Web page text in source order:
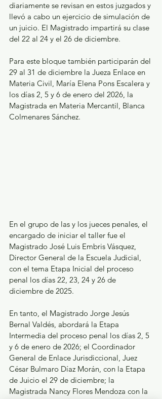
diariamente se revisan en estos juzgados y
llevó a cabo un ejercicio de simulación de
un juicio. El Magistrado impartirá su clase
del 22 al 24 y el 26 de diciembre.
Para este bloque también participarán del
29 al 31 de diciembre la Jueza Enlace en
Materia Civil, María Elena Pons Escalera y
los días 2, 5 y 6 de enero del 2026, la
Magistrada en Materia Mercantil, Blanca
Colmenares Sánchez.
En el grupo de las y los jueces penales, el
encargado de iniciar el taller fue el
Magistrado José Luis Embris Vásquez,
Director General de la Escuela Judicial,
con el tema Etapa Inicial del proceso
penal los días 22, 23, 24 y 26 de
diciembre de 2025.
En tanto, el Magistrado Jorge Jesús
Bernal Valdés, abordará la Etapa
Intermedia del proceso penal los días 2, 5
y 6 de enero de 2026; el Coordinador
General de Enlace Jurisdiccional, Juez
César Bulmaro Díaz Morán, con la Etapa
de Juicio el 29 de diciembre; la
Magistrada Nancy Flores Mendoza con la